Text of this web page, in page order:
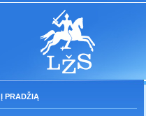
Į PRADŽIĄ